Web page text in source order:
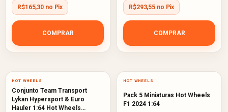
R$165,30 no Pix
COMPRAR
R$293,55 no Pix
COMPRAR
HOT WHEELS
Conjunto Team Transport
Lykan Hypersport & Euro
Hauler 1:64 Hot Wheels
HOT WHEELS
Pack 5 Miniaturas Hot Wheels
F1 2024 1:64